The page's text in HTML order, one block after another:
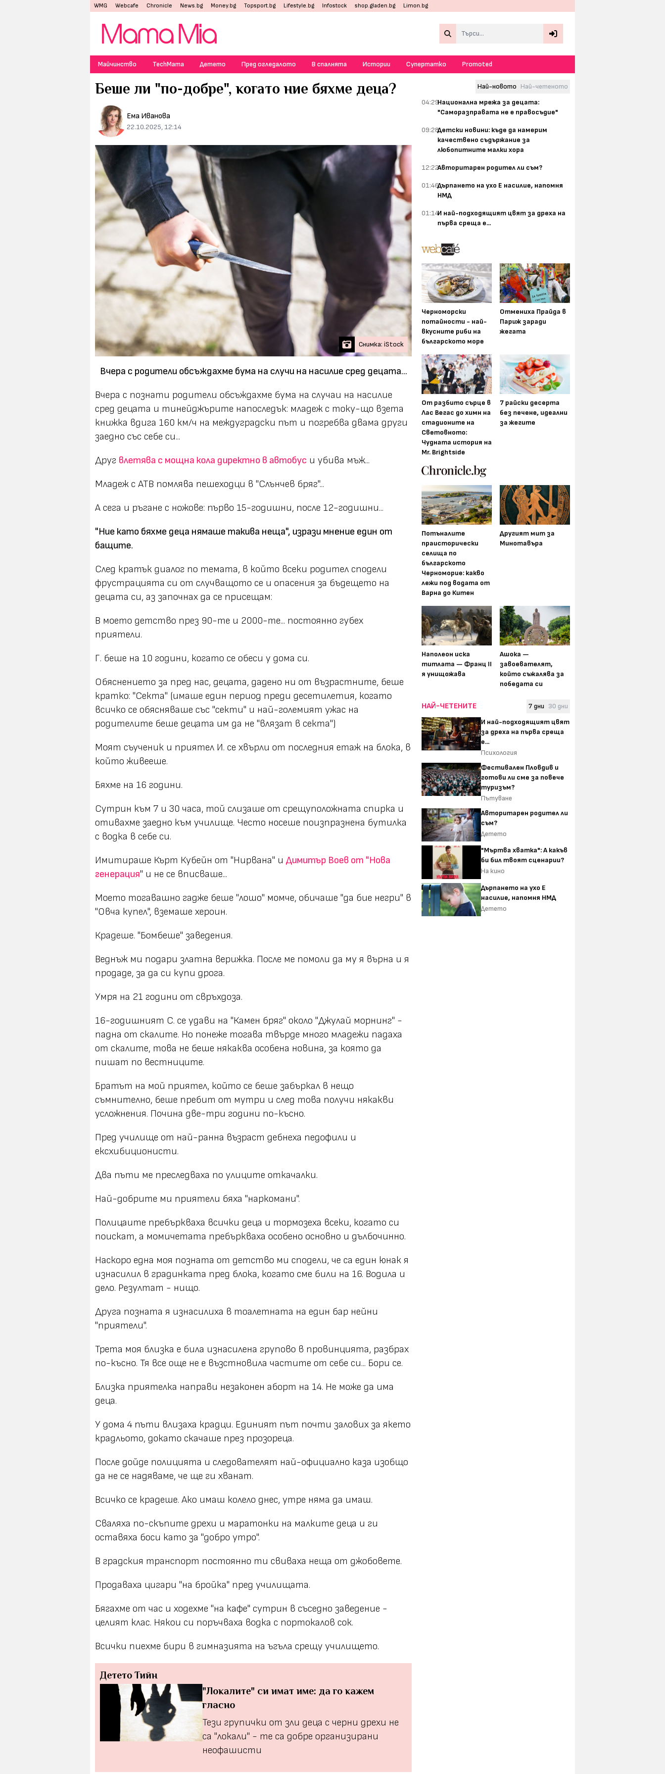
WMG Webcafe Chronicle News.bg Money.bg Topsport.bg Lifestyle.bg Infostock shop.gladen.bg Limon.bg
Майчинство TechMama Детето Пред огледалото В спалнята Истории Супертатко Promoted
Беше ли "по-добре", когато ние бяхме деца?
Ема Иванова
22.10.2025, 12:14
Снимка: iStock
Вчера с родители обсъждахме бума на случи на насилие сред децата...
Вчера с познати родители обсъждахме бума на случаи на насилие
сред децата и тинейджърите напоследък: младеж с току-що взета
книжка вдига 160 км/ч на междуградски път и погребва двама други
заедно със себе си...
Друг влетява с мощна кола директно в автобус и убива мъж...
Младеж с АТВ помлява пешеходци в "Слънчев бряг"...
А сега и ръгане с ножове: първо 15-годишни, после 12-годишни...
"Ние като бяхме деца нямаше такива неща", изрази мнение един от
бащите.
След кратък диалог по темата, в който всеки родител сподели
фрустрацията си от случващото се и опасения за бъдещето на
децата си, аз започнах да се присещам:
В моето детство през 90-те и 2000-те... постоянно губех
приятели.
Г. беше на 10 години, когато се обеси у дома си.
Обяснението за пред нас, децата, дадено ни от възрастните, беше
кратко: "Секта" (имаше един период преди десетилетия, когато
всичко се обясняваше със "секти" и най-големият ужас на
родителите беше децата им да не "влязат в секта")
Моят съученик и приятел И. се хвърли от последния етаж на блока, в
който живееше.
Бяхме на 16 години.
Сутрин към 7 и 30 часа, той слизаше от срещуположната спирка и
отивахме заедно към училище. Често носеше поизпразнена бутилка
с водка в себе си.
Имитираше Кърт Кубейн от "Нирвана" и Димитър Воев от "Нова
генерация" и не се вписваше...
Моето тогавашно гадже беше "лошо" момче, обичаше "да бие негри" в
"Овча купел", вземаше хероин.
Крадеше. "Бомбеше" заведения.
Веднъж ми подари златна верижка. После ме помоли да му я върна и я
продаде, за да си купи дрога.
Умря на 21 години от свръхдоза.
16-годишният С. се удави на "Камен бряг" около "Джулай морнинг" -
падна от скалите. Но понеже тогава твърде много младежи падаха
от скалите, това не беше някаква особена новина, за която да
пишат по вестниците.
Братът на мой приятел, който се беше забъркал в нещо
съмнително, беше пребит от мутри и след това получи някакви
усложнения. Почина две-три години по-късно.
Пред училище от най-ранна възраст дебнеха педофили и
ексхибиционисти.
Два пъти ме преследваха по улиците откачалки.
Най-добрите ми приятели бяха "наркомани".
Полицаите пребъркваха всички деца и тормозеха всеки, когато си
поискат, а момичетата пребъркваха особено основно и дълбочинно.
Наскоро една моя позната от детство ми сподели, че са един юнак я
изнасилил в градинката пред блока, когато сме били на 16. Водила и
дело. Резултат - нищо.
Друга позната я изнасилиха в тоалетната на един бар нейни
"приятели".
Трета моя близка е била изнасилена групово в провинцията, разбрах
по-късно. Тя все още не е възстновила частите от себе си... Бори се.
Близка приятелка направи незаконен аборт на 14. Не може да има
деца.
У дома 4 пъти влизаха крадци. Единият път почти залових за якето
крадльото, докато скачаше през прозореца.
После дойде полицията и следователят най-официално каза изобщо
да не се надяваме, че ще ги хванат.
Всичко се крадеше. Ако имаш колело днес, утре няма да имаш.
Сваляха по-скъпите дрехи и маратонки на малките деца и ги
оставяха боси като за "добро утро".
В градския транспорт постоянно ти свиваха неща от джобовете.
Продаваха цигари "на бройка" пред училищата.
Бягахме от час и ходехме "на кафе" сутрин в съседно заведение -
целият клас. Някои си поръчваха водка с портокалов сок.
Всички пиехме бири в гимназията на ъгъла срещу училището.
Детето Тийн
"Локалите" си имат име: да го кажем
гласно
Тези групички от зли деца с черни дрехи не
са "локали" - те са добре организирани
неофашисти
Най-новото Най-четеното
04:29Национална мрежа за децата:
"Саморазправата не е правосъдие"
09:28Детски новини: къде да намерим
качествено съдържание за
любопитните малки хора
12:22Авторитарен родител ли съм?
01:46Дърпането на ухо Е насилие, напомня
НМД
01:14И най-подходящият цвят за дреха на
първа среща е...
Черноморски
потайности - най-
вкусните риби на
българското море
Отмениха Прайда в
Париж заради
жегата
От разбито сърце в
Лас Вегас до химн на
стадионите на
Световното:
Чудната история на
Mr. Brightside
7 райски десерта
без печене, идеални
за жегите
Потъналите
праисторически
селища по
българското
Черноморие: какво
лежи под водата от
Варна до Китен
Другият мит за
Минотавъра
Наполеон иска
титлата — Франц II
я унищожава
Ашока —
завоевателят,
който съжалява за
победата си
НАЙ-ЧЕТЕНИТЕ 7 дни 30 дни
И най-подходящият цвят
за дреха на първа среща
е...
Психология
Фестивален Пловдив и
готови ли сме за повече
туризъм?
Пътуване
Авторитарен родител ли
съм?
Детето
"Мъртва хватка": А какъв
би бил твоят сценарии?
На кино
Дърпането на ухо Е
насилие, напомня НМД
Детето